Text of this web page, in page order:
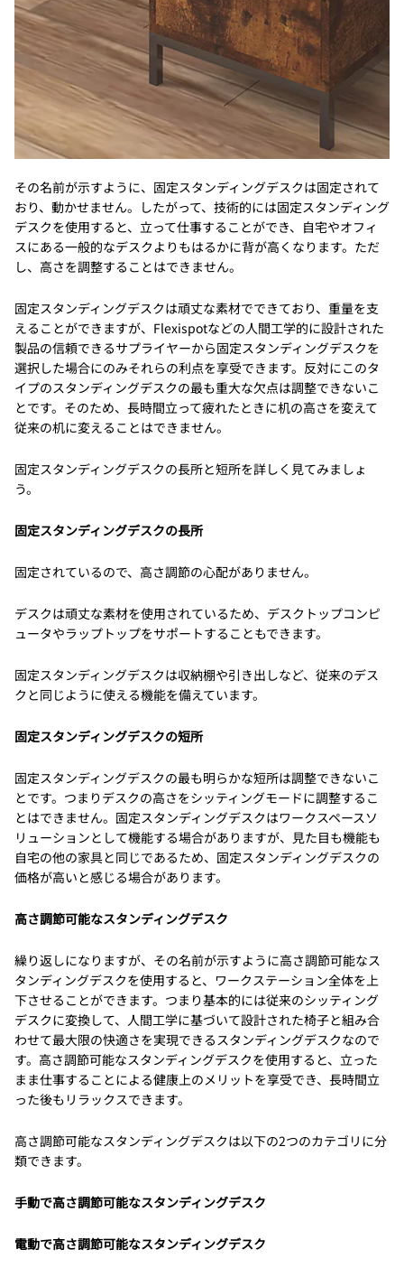
その名前が示すように、固定スタンディングデスクは固定されて
おり、動かせません。したがって、技術的には固定スタンディング
デスクを使用すると、立って仕事することができ、自宅やオフィ
スにある一般的なデスクよりもはるかに背が高くなります。ただ
し、高さを調整することはできません。
固定スタンディングデスクは頑丈な素材でできており、重量を支
えることができますが、Flexispotなどの人間工学的に設計された
製品の信頼できるサプライヤーから固定スタンディングデスクを
選択した場合にのみそれらの利点を享受できます。反対にこのタ
イプのスタンディングデスクの最も重大な欠点は調整できないこ
とです。そのため、長時間立って疲れたときに机の高さを変えて
従来の机に変えることはできません。
固定スタンディングデスクの長所と短所を詳しく見てみましょ
う。
固定スタンディングデスクの長所
固定されているので、高さ調節の心配がありません。
デスクは頑丈な素材を使用されているため、デスクトップコンピ
ュータやラップトップをサポートすることもできます。
固定スタンディングデスクは収納棚や引き出しなど、従来のデス
クと同じように使える機能を備えています。
固定スタンディングデスクの短所
固定スタンディングデスクの最も明らかな短所は調整できないこ
とです。つまりデスクの高さをシッティングモードに調整するこ
とはできません。固定スタンディングデスクはワークスペースソ
リューションとして機能する場合がありますが、見た目も機能も
自宅の他の家具と同じであるため、固定スタンディングデスクの
価格が高いと感じる場合があります。
高さ調節可能なスタンディングデスク
繰り返しになりますが、その名前が示すように高さ調節可能なス
タンディングデスクを使用すると、ワークステーション全体を上
下させることができます。つまり基本的には従来のシッティング
デスクに変換して、人間工学に基づいて設計された椅子と組み合
わせて最大限の快適さを実現できるスタンディングデスクなので
す。高さ調節可能なスタンディングデスクを使用すると、立った
まま仕事することによる健康上のメリットを享受でき、長時間立
った後もリラックスできます。
高さ調節可能なスタンディングデスクは以下の2つのカテゴリに分
類できます。
手動で高さ調節可能なスタンディングデスク
電動で高さ調節可能なスタンディングデスク